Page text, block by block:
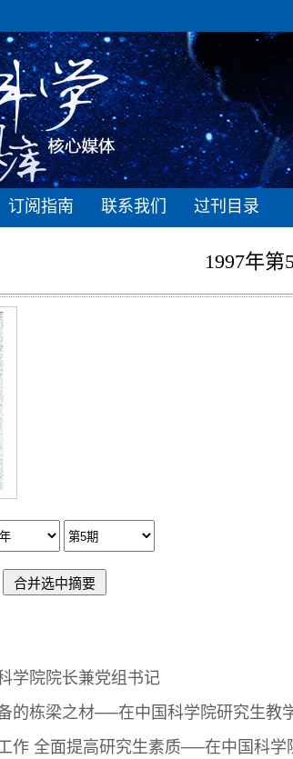
订阅指南 联系我们 过刊目录
1997年第
学院院长兼党组书记
的栋梁之材──在中国科学院研究生教
作 全面提高研究生素质──在中国科学